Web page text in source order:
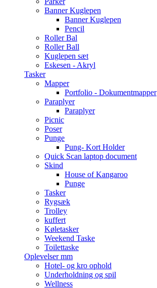
Banner Kuglepen
Banner Kuglepen
Pencil
Roller Bal
Roller Ball
Kuglepen sæt
Eskesen - Akryl
Tasker
Mapper
Portfolio - Dokumentmapper
Paraplyer
Paraplyer
Picnic
Poser
Punge
Pung- Kort Holder
Quick Scan laptop document
Skind
House of Kangaroo
Punge
Tasker
Rygsæk
Trolley
kuffert
Køletasker
Weekend Taske
Toilettaske
Oplevelser mm
Hotel- og kro ophold
Underholdning og spil
Wellness